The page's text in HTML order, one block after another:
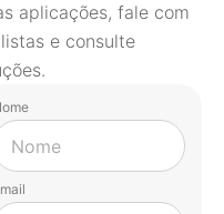
aplicações, fale com
e consulte